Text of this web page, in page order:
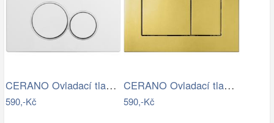
CERANO Ovladací tlačítko WC modulů Lite…
590,-Kč
CERANO Ovladací tlačítko WC modulů Lite…
590,-Kč